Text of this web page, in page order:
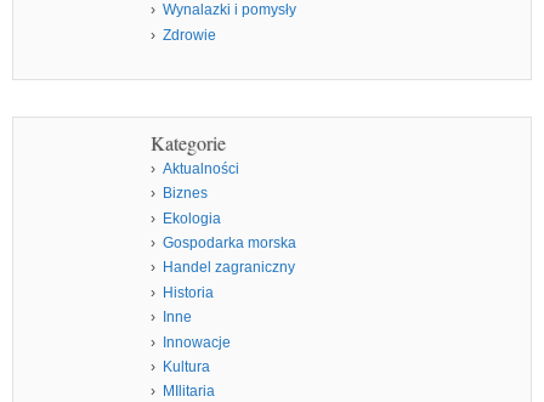
Wynalazki i pomysły
Zdrowie
Kategorie
Aktualności
Biznes
Ekologia
Gospodarka morska
Handel zagraniczny
Historia
Inne
Innowacje
Kultura
MIlitaria